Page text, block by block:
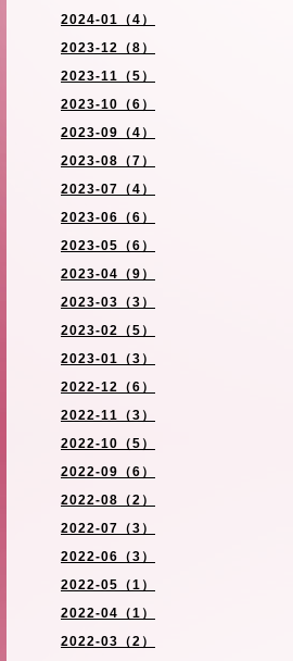
2024-01（4）
2023-12（8）
2023-11（5）
2023-10（6）
2023-09（4）
2023-08（7）
2023-07（4）
2023-06（6）
2023-05（6）
2023-04（9）
2023-03（3）
2023-02（5）
2023-01（3）
2022-12（6）
2022-11（3）
2022-10（5）
2022-09（6）
2022-08（2）
2022-07（3）
2022-06（3）
2022-05（1）
2022-04（1）
2022-03（2）